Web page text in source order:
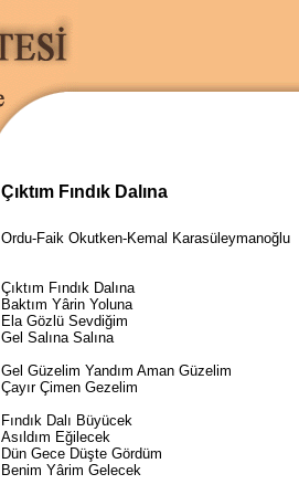
Çıktım Fındık Dalına
Ordu-Faik Okutken-Kemal Karasüleymanoğlu
Çıktım Fındık Dalına
Baktım Yârin Yoluna
Ela Gözlü Sevdiğim
Gel Salına Salına
Gel Güzelim Yandım Aman Güzelim
Çayır Çimen Gezelim
Fındık Dalı Büyücek
Asıldım Eğilecek
Dün Gece Düşte Gördüm
Benim Yârim Gelecek